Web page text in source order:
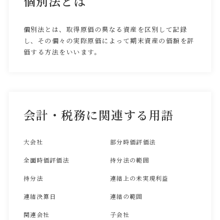
個別法とは、取得原価の異なる資産を区別して記録
し、その個々の実際原価によって期末資産の価額を評
価する方法をいいます。
会計・税務に関連する用語
大会社 部分時価評価法
全面時価評価法 持分法の範囲
持分法 連結上の未実現利益
連結決算日 連結の範囲
関連会社 子会社